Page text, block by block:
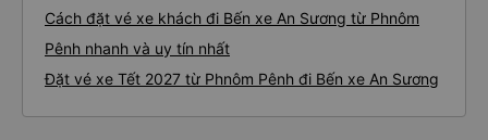
Cách đặt vé xe khách đi Bến xe An Sương từ Phnôm
Pênh nhanh và uy tín nhất
Đặt vé xe Tết 2027 từ Phnôm Pênh đi Bến xe An Sương